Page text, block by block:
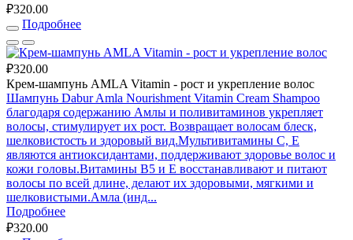
₽320.00
Подробнее
₽320.00
Крем-шампунь AMLA Vitamin - рост и укрепление волос
Шампунь Dabur Amla Nourishment Vitamin Cream Shampoo
благодаря содержанию Амлы и поливитаминов укрепляет
волосы, стимулирует их рост. Возвращает волосам блеск,
шелковистость и здоровый вид.Мультивитамины C, E
являются антиоксидантами, поддерживают здоровье волос и
кожи головы.Витамины В5 и Е восстанавливают и питают
волосы по всей длине, делают их здоровыми, мягкими и
шелковистыми.Амла (инд...
Подробнее
₽320.00